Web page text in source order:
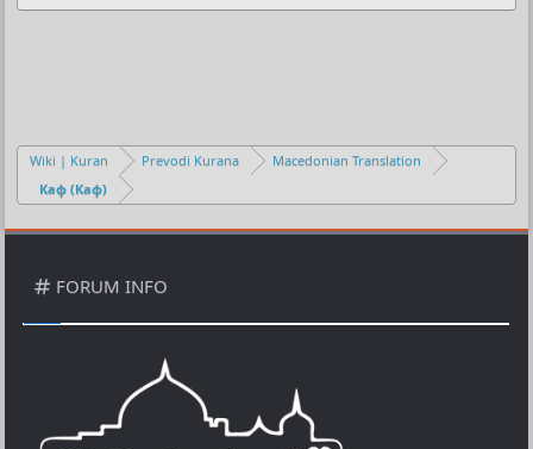
n
o
Wiki | Kuran Prevodi Kurana
Macedonian Translation
Каф (Каф)
FORUM INFO